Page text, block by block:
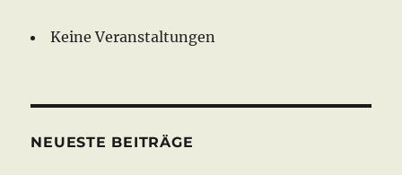
Keine Veranstaltungen
NEUESTE BEITRÄGE